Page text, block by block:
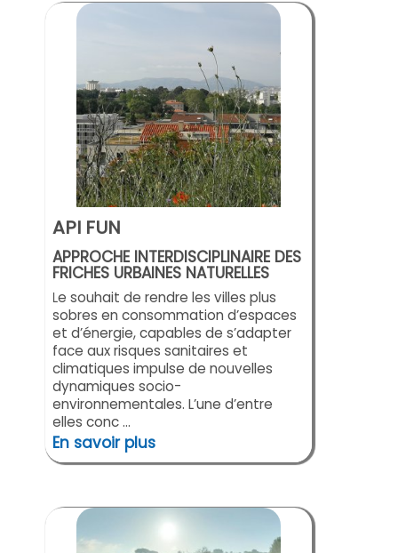
API FUN
APPROCHE INTERDISCIPLINAIRE DES
FRICHES URBAINES NATURELLES
Le souhait de rendre les villes plus
sobres en consommation d’espaces
et d’énergie, capables de s’adapter
face aux risques sanitaires et
climatiques impulse de nouvelles
dynamiques socio-
environnementales. L’une d’entre
elles conc ...
En savoir plus